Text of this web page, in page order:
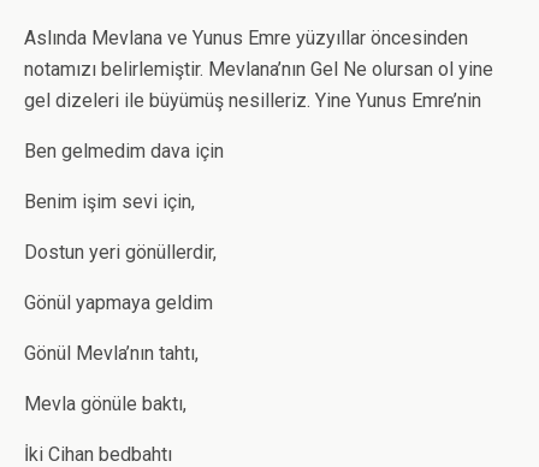
Aslında Mevlana ve Yunus Emre yüzyıllar öncesinden
notamızı belirlemiştir. Mevlana’nın Gel Ne olursan ol yine
gel dizeleri ile büyümüş nesilleriz. Yine Yunus Emre’nin
Ben gelmedim dava için
Benim işim sevi için,
Dostun yeri gönüllerdir,
Gönül yapmaya geldim
Gönül Mevla’nın tahtı,
Mevla gönüle baktı,
İki Cihan bedbahtı